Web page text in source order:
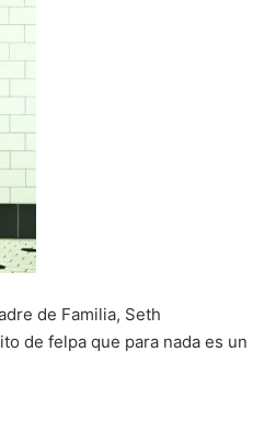
de Familia, Seth
de felpa que para nada es un